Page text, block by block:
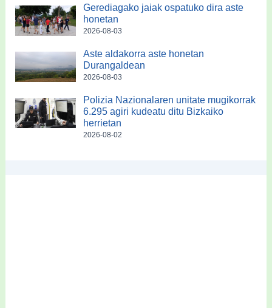
Gerediagako jaiak ospatuko dira aste
honetan
2026-08-03
Aste aldakorra aste honetan
Durangaldean
2026-08-03
Polizia Nazionalaren unitate mugikorrak
6.295 agiri kudeatu ditu Bizkaiko
herrietan
2026-08-02